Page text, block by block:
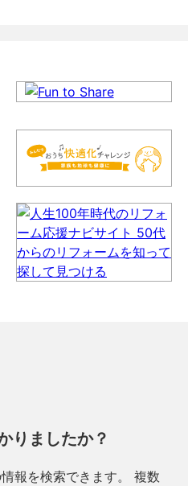
りましたか？
報を検索できます。 複数